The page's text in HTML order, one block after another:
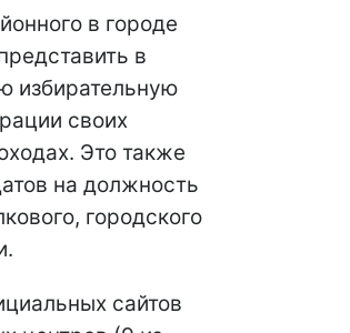
в городе
в
избирательную
своих
Это также
на должность
городского
сайтов